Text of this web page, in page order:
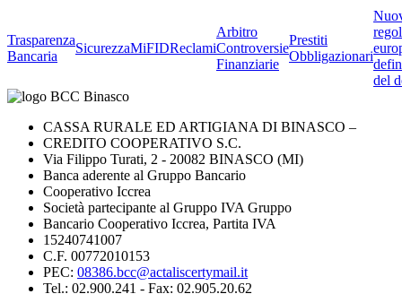
Trasparenza
Bancaria
SicurezzaMiFIDReclami
Arbitro
Controversie
Finanziarie
Prestiti
Obbligazionari
del
CASSA RURALE ED ARTIGIANA DI BINASCO –
CREDITO COOPERATIVO S.C.
Via Filippo Turati, 2 - 20082 BINASCO (MI)
Banca aderente al Gruppo Bancario
Cooperativo Iccrea
Società partecipante al Gruppo IVA Gruppo
Bancario Cooperativo Iccrea, Partita IVA
15240741007
C.F. 00772010153
PEC: 08386.bcc@actaliscertymail.it
Tel.: 02.900.241 - Fax: 02.905.20.62